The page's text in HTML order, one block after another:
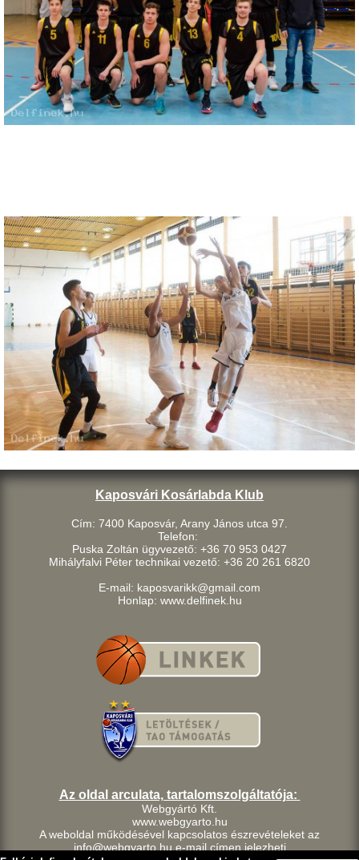
Kaposvári Kosárlabda Klub
Cím: 7400 Kaposvár, Arany János utca 97.
Telefon:
Puska Zoltán ügyvezető: +36 70 953 0427
Mihályfalvi Péter technikai vezető: +36 20 261 6820
E-mail: kaposvarikk@gmail.com
Honlap: www.delfinek.hu
Az oldal arculata, tartalomszolgáltatója:
Webgyártó Kft.
www.webgyarto.hu
A weboldal működésével kapcsolatos észrevételeket az
info@webgyarto.hu e-mail címen jelezheti.